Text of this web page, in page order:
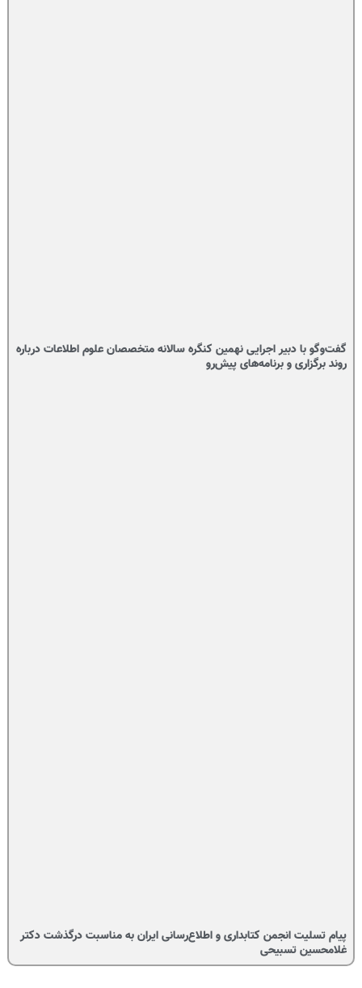
گفت‌وگو با دبیر اجرایی نهمین کنگره سالانه متخصصان علوم اطلاعات درباره
روند برگزاری و برنامه‌های پیش‌رو
پیام تسلیت انجمن کتابداری و اطلاع‌رسانی ایران به مناسبت درگذشت دکتر
غلامحسین تسبیحی